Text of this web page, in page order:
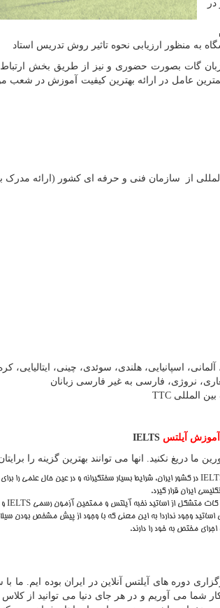
به منظور ارزیابی نحوه تاثیر روش تدریس استاد
زبان گات بصورت حضوری و نیز از طریق بخش
عامل در ارائه بهترین کیفیت آموزش در
از سازمان فنی و حرفه ای کشور (ارائه مدرک
اسپانیایی، هلندی، سوئدی، چینی،
نروژی، فارسی به غیر فارسی زبانان
بین المللی TTC
آیلتس IELTS
دریغ نکنید. انها می توانند بهترین گزینه را
در کشور ایران، شرایط بسیار سختگیرانه و در عین حال علمی را
ایران قرار گیرد.
متشکل از اساتید نخبه آیلتس و ممتحین آزمون رسمی IELTS
وجود ندارد! به این معنی که با وجود از پیش مشخص بودن
مختص به خود را دارند.
دوره های آیلتس آنلاین در ایران بوده ایم. ما
می آوریم و در هر جای دنیا می توانید از کلاس